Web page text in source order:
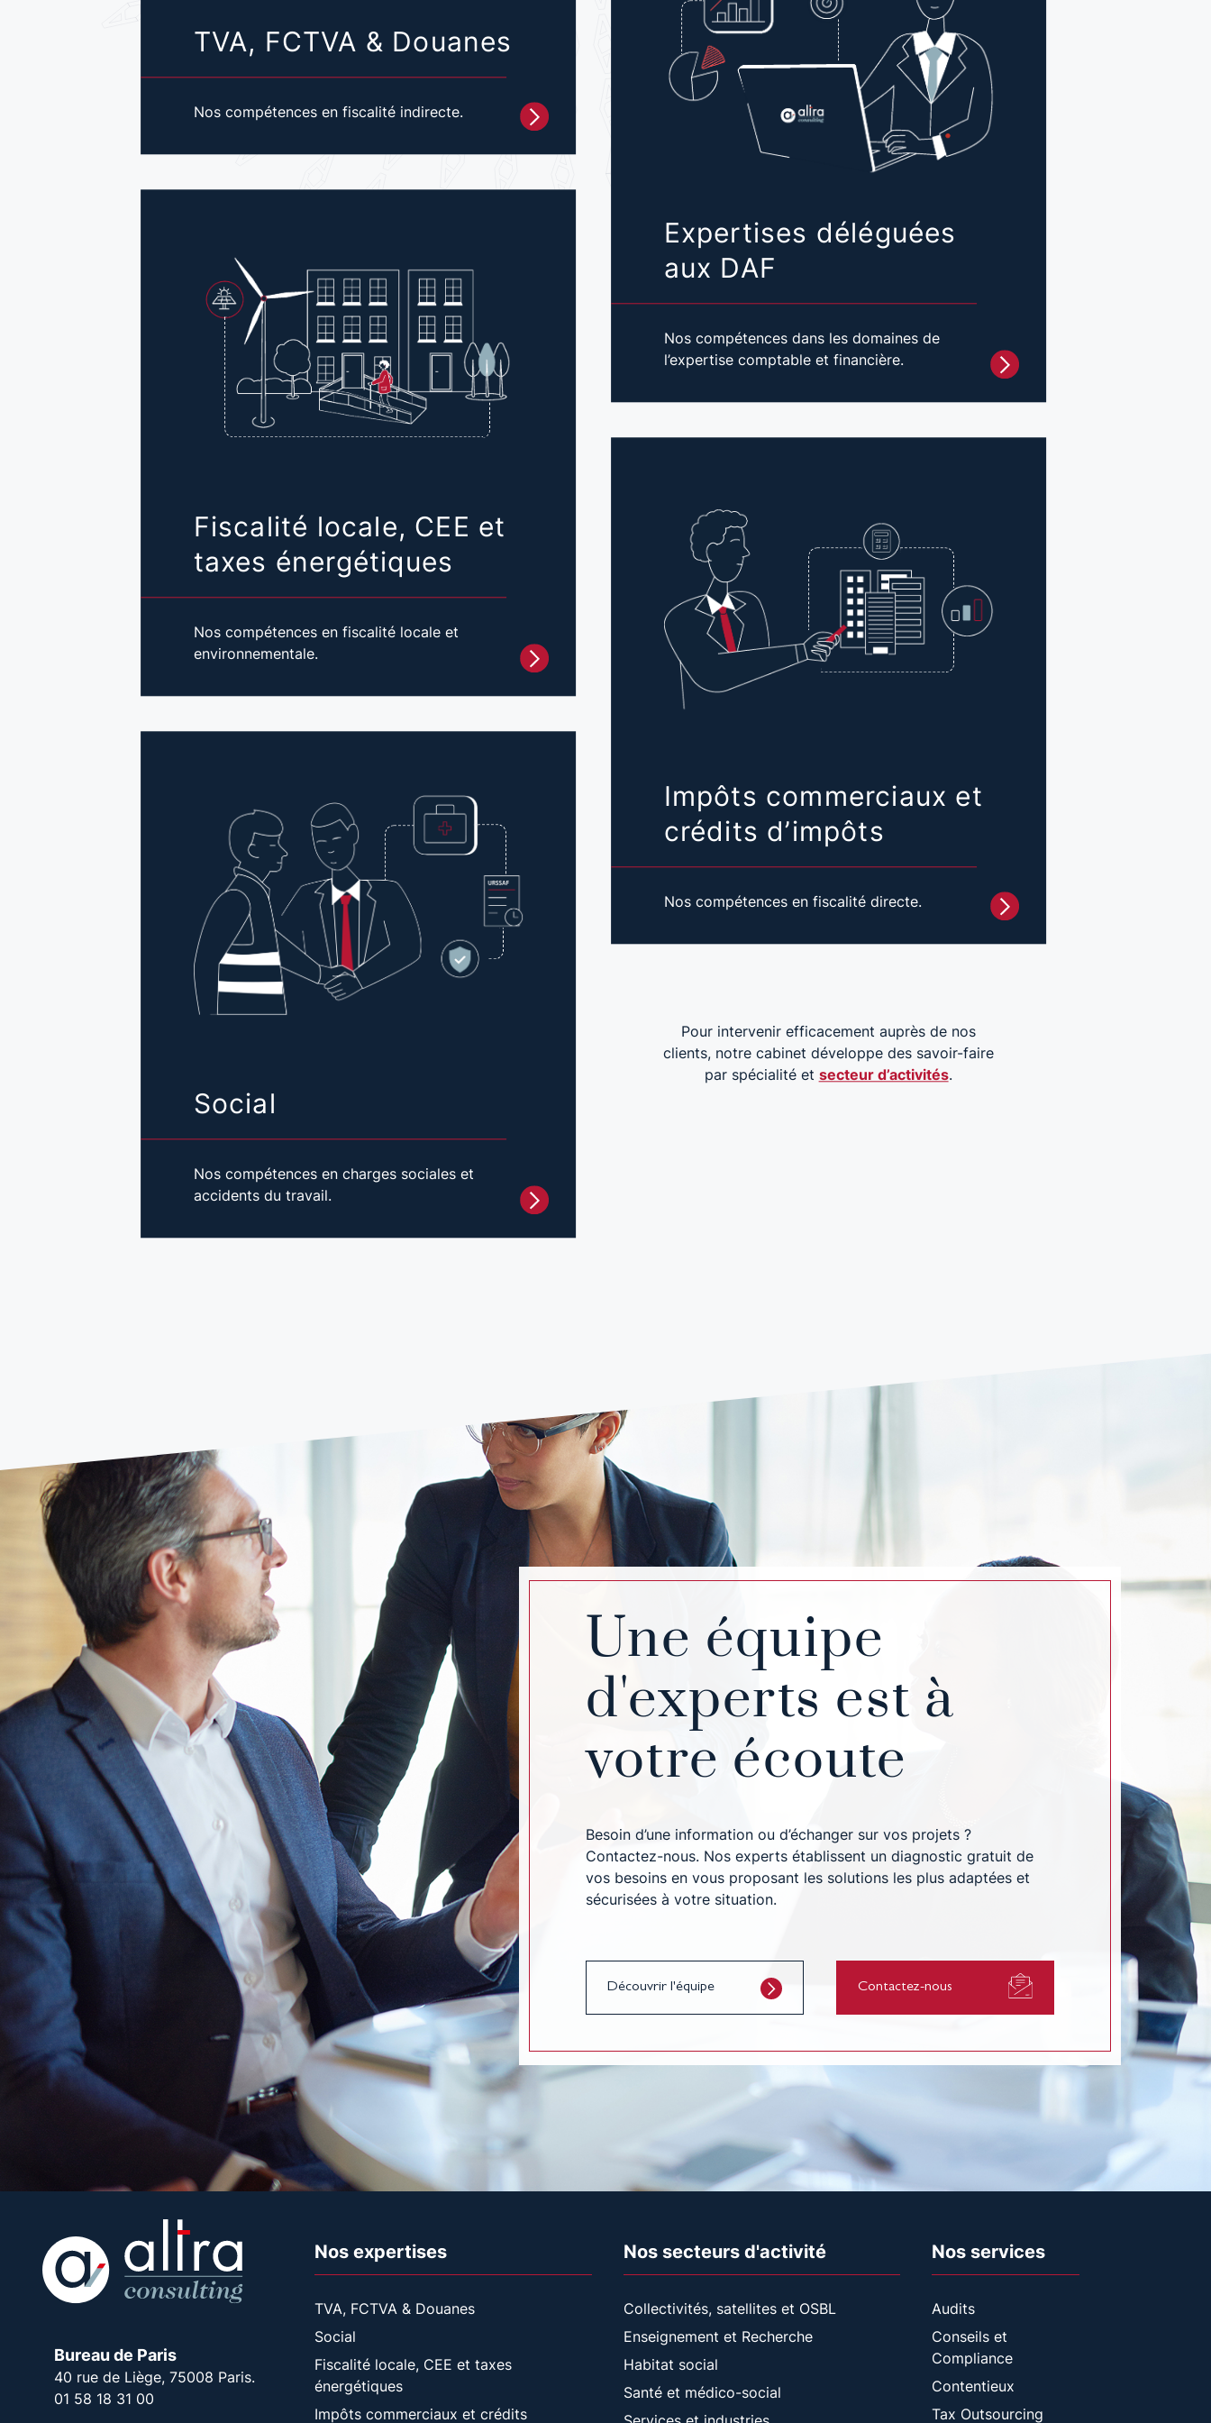
TVA, FCTVA & Douanes
Nos compétences en fiscalité indirecte.
Fiscalité locale, CEE et
taxes énergétiques
Nos compétences en fiscalité locale et
environnementale.
Expertises déléguées
aux DAF
Nos compétences dans les domaines de
l’expertise comptable et financière.
Social
Nos compétences en charges sociales et
accidents du travail.
Impôts commerciaux et
crédits d’impôts
Nos compétences en fiscalité directe.
Pour intervenir efficacement auprès de nos
clients, notre cabinet développe des savoir-faire
par spécialité et secteur d’activités.
Une équipe
d'experts est à
votre écoute
Besoin d’une information ou d’échanger sur vos projets ?
Contactez-nous. Nos experts établissent un diagnostic gratuit de
vos besoins en vous proposant les solutions les plus adaptées et
sécurisées à votre situation.
Découvrir l'équipe Contactez-nous
Bureau de Paris
40 rue de Liège, 75008 Paris.
01 58 18 31 00
Nos expertises
TVA, FCTVA & Douanes
Social
Fiscalité locale, CEE et taxes
énergétiques
Impôts commerciaux et crédits
Nos secteurs d'activité
Collectivités, satellites et OSBL
Enseignement et Recherche
Habitat social
Santé et médico-social
Nos services
Audits
Conseils et
Compliance
Contentieux
Tax Outsourcing